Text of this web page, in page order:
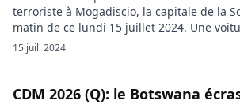
terroriste à Mogadiscio, la capitale de la
matin de ce lundi 15 juillet 2024. Une
explosé dans un café bondé de
Selon RFI, les victimes suivaient la
15 juil. 2024
CDM 2026 (Q): le Botswana